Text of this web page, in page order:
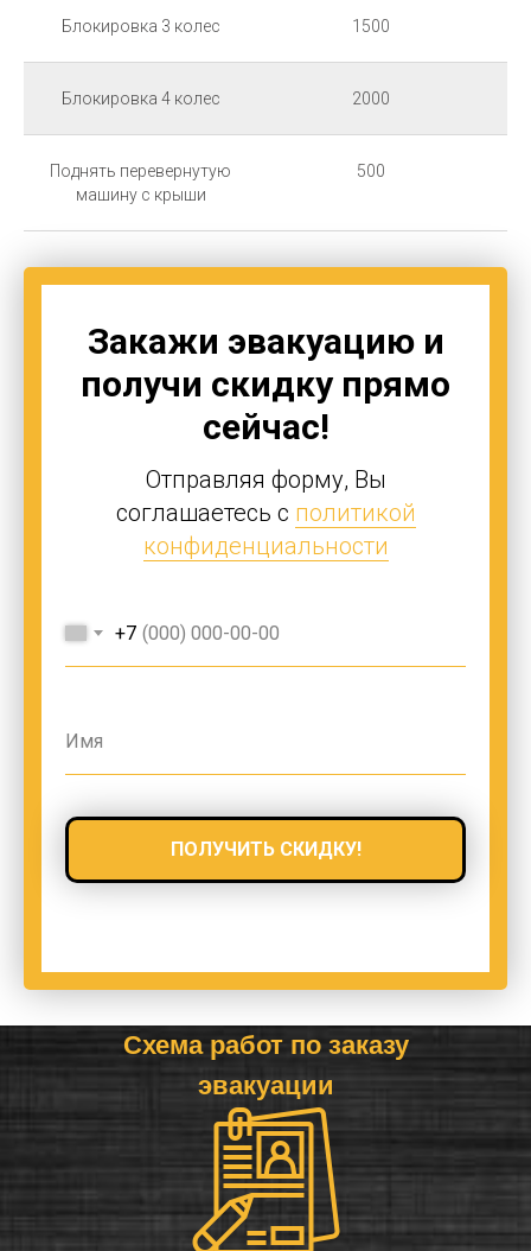
Блокировка 3 колес 1500
Блокировка 4 колес 2000
Поднять перевернутую
машину с крыши
500
Закажи эвакуацию и
получи скидку прямо
сейчас!
Отправляя форму, Вы
соглашаетесь с политикой
конфиденциальности
+7
ПОЛУЧИТЬ СКИДКУ!
Схема работ по заказу
эвакуации